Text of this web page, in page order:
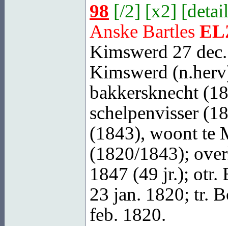
98 [/2] [x2] [detail
Anske Bartles
Kimswerd 27
Kimswerd
bakkersknecht
schelpenvisser
(1843), woont te
(1820/1843);
1847 (49 jr.); otr.
23 jan. 1820; tr.
feb. 1820.